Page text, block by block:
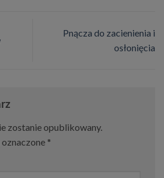
Pnącza do zacienienia i
osłonięcia
zostanie opublikowany.
*